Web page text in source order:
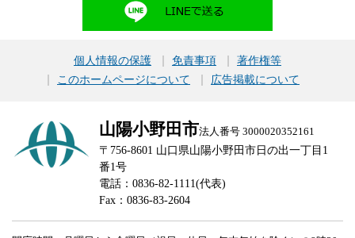
個人情報の保護 免責事項
著作権等
このホームページについて
広告掲載について
山陽小野田市法人番号 3000020352161
〒756-8601 山口県山陽小野田市日の出一丁目1
番1号
電話：0836-82-1111(代表)
Fax：0836-83-2604